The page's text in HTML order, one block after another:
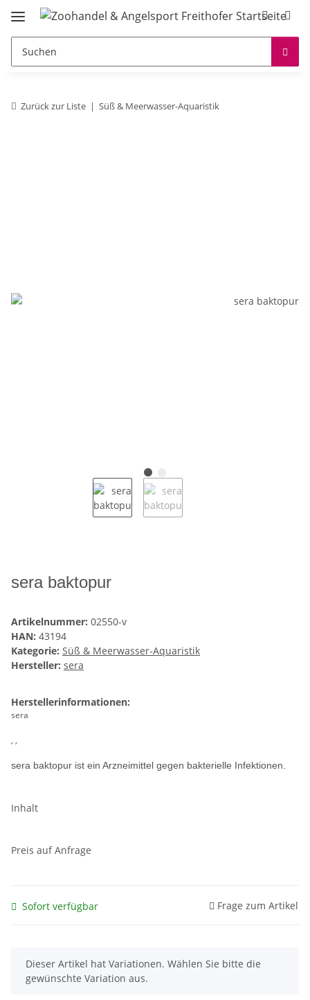
Zurück zur Liste Süß & Meerwasser-Aquaristik
sera baktopur
Artikelnummer: 02550-v
HAN: 43194
Kategorie: Süß & Meerwasser-Aquaristik
Hersteller: sera
Herstellerinformationen:
sera
, ,
sera baktopur ist ein Arzneimittel gegen bakterielle Infektionen.
Inhalt
Preis auf Anfrage
Sofort verfügbar Frage zum Artikel
x
Dieser Artikel hat Variationen. Wählen Sie bitte die
gewünschte Variation aus.